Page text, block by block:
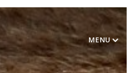
MENU